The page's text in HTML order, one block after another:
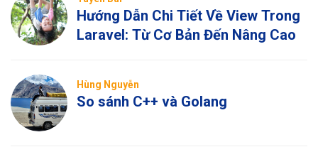
Hướng Dẫn Chi Tiết Về View Trong
Laravel: Từ Cơ Bản Đến Nâng Cao
Hùng Nguyễn
So sánh C++ và Golang